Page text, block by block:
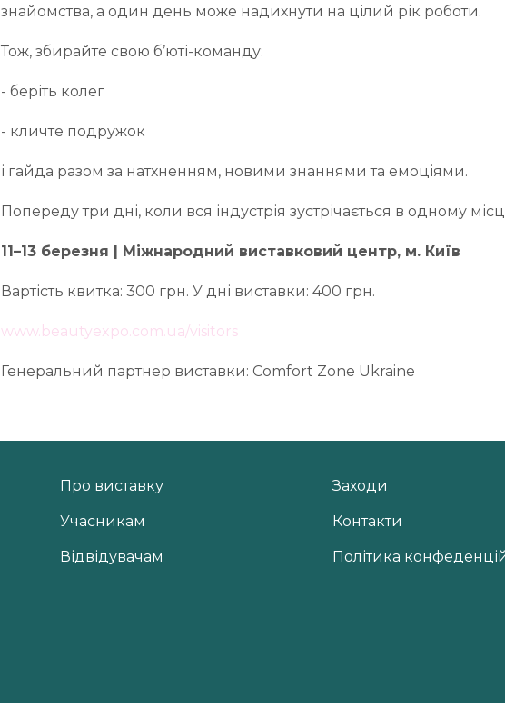
знайомства, а один день може надихнути на цілий рік роботи.
Тож, збирайте свою б’юті-команду:
- беріть колег
- кличте подружок
і гайда разом за натхненням, новими знаннями та емоціями.
Попереду три дні, коли вся індустрія зустрічається в одному
11–13 березня | Міжнародний виставковий центр, м. Київ
Вартість квитка: 300 грн. У дні виставки: 400 грн.
www.beautyexpo.com.ua/visitors
Генеральний партнер виставки: Comfort Zone Ukraine
Про виставку
Учасникам
Відвідувачам
Заходи
Контакти
Політика